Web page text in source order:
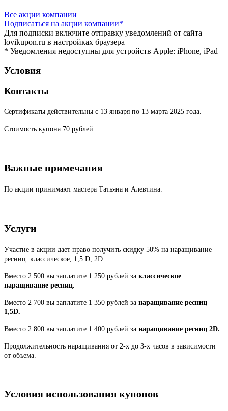
Все акции компании
Подписаться на акции компании*
Для подписки включите отправку уведомлений от сайта
lovikupon.ru в настройках браузера
* Уведомления недоступны для устройств Apple: iPhone, iPad
Условия
Контакты
Сертификаты действительны с 13 января по 13 марта 2025 года.
Стоимость купона 70 рублей.
Важные примечания
По акции принимают мастера Татьяна и Алевтина.
Услуги
Участие в акции дает право получить скидку 50% на наращивание
ресниц: классическое, 1,5 D, 2D.
Вместо 2 500 вы заплатите 1 250 рублей за классическое
наращивание ресниц.
Вместо 2 700 вы заплатите 1 350 рублей за наращивание ресниц
1,5D.
Вместо 2 800 вы заплатите 1 400 рублей за наращивание ресниц 2D.
Продолжительность наращивания от 2-х до 3-х часов в зависимости
от объема.
Условия использования купонов